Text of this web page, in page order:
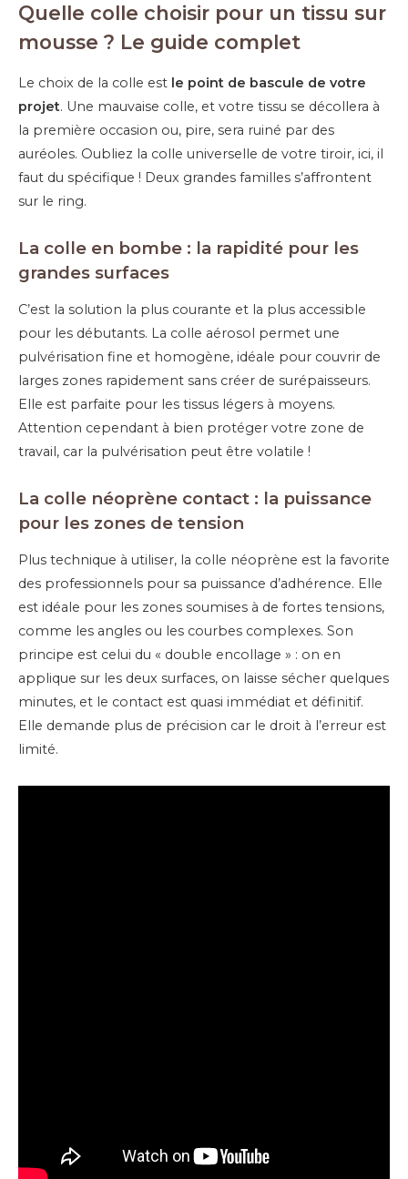
Quelle colle choisir pour un tissu sur
mousse ? Le guide complet
Le choix de la colle est le point de bascule de votre
projet. Une mauvaise colle, et votre tissu se décollera à
la première occasion ou, pire, sera ruiné par des
auréoles. Oubliez la colle universelle de votre tiroir, ici, il
faut du spécifique ! Deux grandes familles s’affrontent
sur le ring.
La colle en bombe : la rapidité pour les
grandes surfaces
C’est la solution la plus courante et la plus accessible
pour les débutants. La colle aérosol permet une
pulvérisation fine et homogène, idéale pour couvrir de
larges zones rapidement sans créer de surépaisseurs.
Elle est parfaite pour les tissus légers à moyens.
Attention cependant à bien protéger votre zone de
travail, car la pulvérisation peut être volatile !
La colle néoprène contact : la puissance
pour les zones de tension
Plus technique à utiliser, la colle néoprène est la favorite
des professionnels pour sa puissance d’adhérence. Elle
est idéale pour les zones soumises à de fortes tensions,
comme les angles ou les courbes complexes. Son
principe est celui du « double encollage » : on en
applique sur les deux surfaces, on laisse sécher quelques
minutes, et le contact est quasi immédiat et définitif.
Elle demande plus de précision car le droit à l’erreur est
limité.